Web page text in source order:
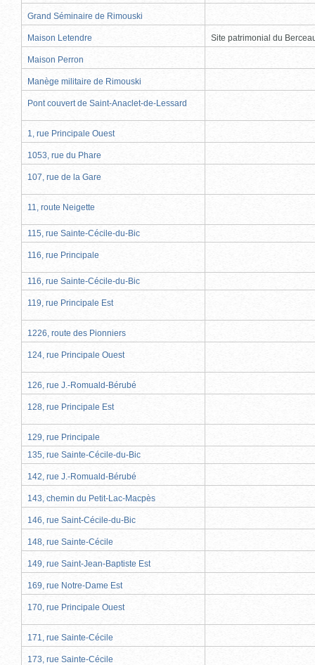
Grand Séminaire de Rimouski
Maison Letendre Site patrimonial du
Maison Perron
Manège militaire de Rimouski
Pont couvert de Saint-Anaclet-de-Lessard
1, rue Principale Ouest
1053, rue du Phare
107, rue de la Gare
11, route Neigette
115, rue Sainte-Cécile-du-Bic
116, rue Principale
116, rue Sainte-Cécile-du-Bic
119, rue Principale Est
1226, route des Pionniers
124, rue Principale Ouest
126, rue J.-Romuald-Bérubé
128, rue Principale Est
129, rue Principale
135, rue Sainte-Cécile-du-Bic
142, rue J.-Romuald-Bérubé
143, chemin du Petit-Lac-Macpès
146, rue Saint-Cécile-du-Bic
148, rue Sainte-Cécile
149, rue Saint-Jean-Baptiste Est
169, rue Notre-Dame Est
170, rue Principale Ouest
171, rue Sainte-Cécile
173, rue Sainte-Cécile